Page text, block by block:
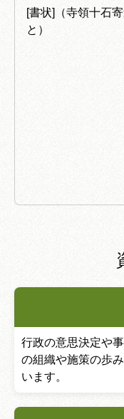
[書状]（寺領十石
と）
行政の意思決定や
の組織や施策の歩
います。